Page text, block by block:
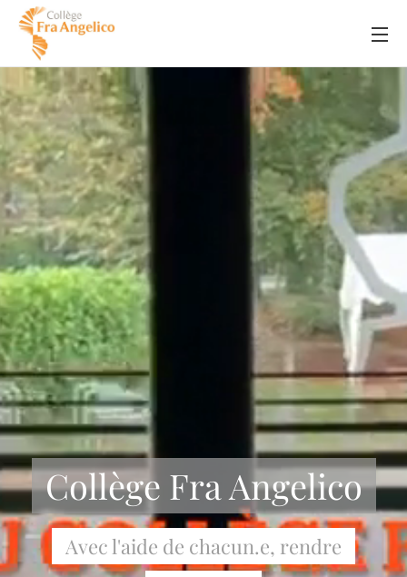
Collège Fra Angelico
Avec l'aide de chacun.e, rendre